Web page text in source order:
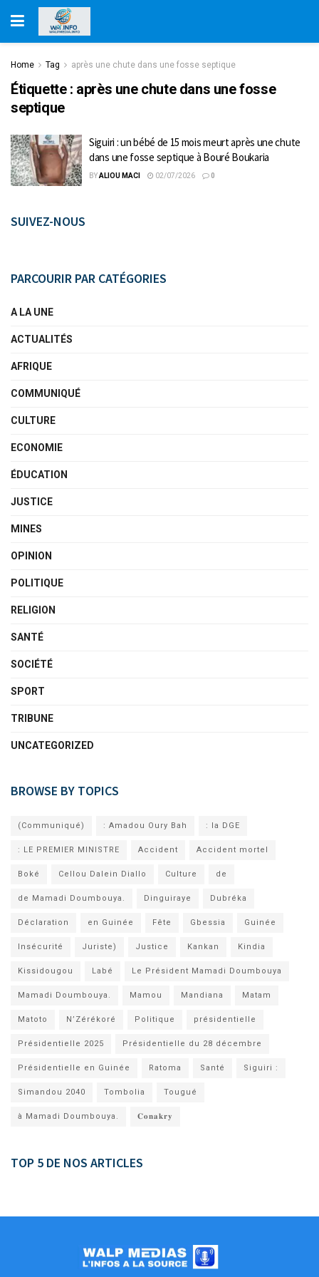
Home Tag après une chute dans une fosse septique
Étiquette : après une chute dans une fosse
septique
Siguiri : un bébé de 15 mois meurt après une chute
dans une fosse septique à Bouré Boukaria
BYALIOU MACI 02/07/2026 0
SUIVEZ-NOUS
PARCOURIR PAR CATÉGORIES
A LA UNE
ACTUALITÉS
AFRIQUE
COMMUNIQUÉ
CULTURE
ECONOMIE
ÉDUCATION
JUSTICE
MINES
OPINION
POLITIQUE
RELIGION
SANTÉ
SOCIÉTÉ
SPORT
TRIBUNE
UNCATEGORIZED
BROWSE BY TOPICS
(Communiqué) : Amadou Oury Bah : la DGE
: LE PREMIER MINISTRE Accident Accident mortel
Boké Cellou Dalein Diallo Culture de
de Mamadi Doumbouya. Dinguiraye Dubréka
Déclaration en Guinée Fête Gbessia Guinée
Insécurité Juriste) Justice Kankan Kindia
Kissidougou Labé Le Président Mamadi Doumbouya
Mamadi Doumbouya. Mamou Mandiana Matam
Matoto N’Zérékoré Politique présidentielle
Présidentielle 2025 Présidentielle du 28 décembre
Présidentielle en Guinée Ratoma Santé Siguiri :
Simandou 2040 Tombolia Tougué
à Mamadi Doumbouya. 𝐂𝐨𝐧𝐚𝐤𝐫𝐲
TOP 5 DE NOS ARTICLES